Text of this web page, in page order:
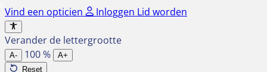
Ga
naar
de
inhoud
Vind een opticien Inloggen Lid worden
Verander de lettergrootte
A- 100%
A+
Reset